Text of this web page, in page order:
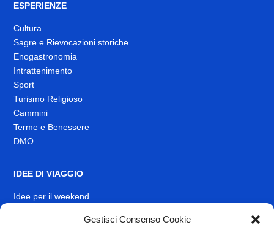
Gestisci Consenso Cookie
ESPERIENZE
Cultura
Sagre e Rievocazioni storiche
Enogastronomia
Intrattenimento
Sport
Turismo Religioso
Cammini
Terme e Benessere
DMO
IDEE DI VIAGGIO
Idee per il weekend